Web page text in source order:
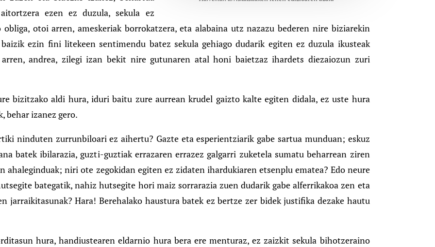
ezen ez duzula, sekula ez
obliga, otoi arren, ameskeriak borrokatzera, eta alabaina utz nazazu bederen nire biziarekin
ezin fini litekeen sentimendu batez sekula gehiago dudarik egiten ez duzula ikusteak
andrea, zilegi izan bekit nire gutunaren atal honi baietzaz ihardets diezaiozun zuri
bizitzako aldi hura, iduri baitu zure aurrean krudel gaizto kalte egiten didala, ez uste hura
behar izanez gero.
ninduten zurrunbiloari ez aihertu? Gazte eta esperientziarik gabe sartua munduan; eskuz
batek ibilarazia, guzti-guztiak errazaren errazez galgarri zuketela sumatu beharrean ziren
ahaleginduak; niri ote zegokidan egiten ez zidaten ihardukiaren etsenplu ematea? Edo neure
bategatik, nahiz hutsegite hori maiz sorrarazia zuen dudarik gabe alferrikakoa zen eta
jarraikitasunak? Hara! Berehalako haustura batek ez bertze zer bidek justifika dezake hautu
hura, handiustearen eldarnio hura bera ere menturaz, ez zaizkit sekula bihotzeraino